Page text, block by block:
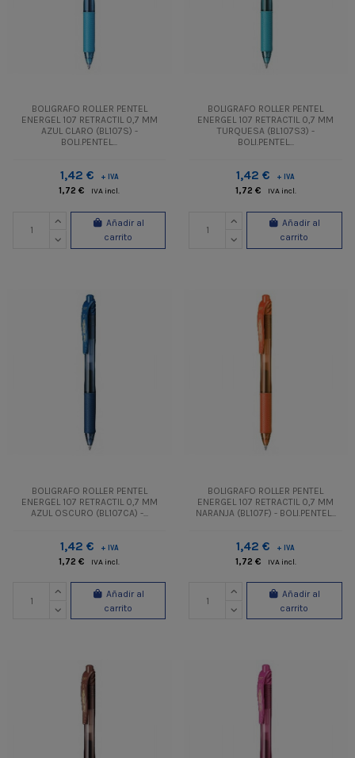
BOLIGRAFO ROLLER PENTEL
ENERGEL 107 RETRACTIL 0,7 MM
AZUL CLARO (BL107S) -
BOLI.PENTEL...
1,42 € + IVA
1,72 € IVA incl.
Añadir al
carrito
BOLIGRAFO ROLLER PENTEL
ENERGEL 107 RETRACTIL 0,7 MM
TURQUESA (BL107S3) -
BOLI.PENTEL...
1,42 € + IVA
1,72 € IVA incl.
Añadir al
carrito
BOLIGRAFO ROLLER PENTEL
ENERGEL 107 RETRACTIL 0,7 MM
AZUL OSCURO (BL107CA) -...
1,42 € + IVA
1,72 € IVA incl.
Añadir al
carrito
BOLIGRAFO ROLLER PENTEL
ENERGEL 107 RETRACTIL 0,7 MM
NARANJA (BL107F) - BOLI.PENTEL...
1,42 € + IVA
1,72 € IVA incl.
Añadir al
carrito